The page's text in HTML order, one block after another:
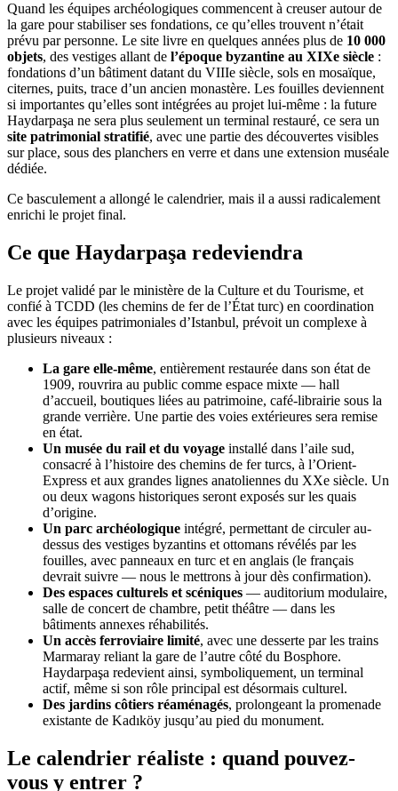
Quand les équipes archéologiques commencent à creuser autour de
la gare pour stabiliser ses fondations, ce qu’elles trouvent n’était
prévu par personne. Le site livre en quelques années plus de 10 000
objets, des vestiges allant de l’époque byzantine au XIXe siècle :
fondations d’un bâtiment datant du VIIIe siècle, sols en mosaïque,
citernes, puits, trace d’un ancien monastère. Les fouilles deviennent
si importantes qu’elles sont intégrées au projet lui-même : la future
Haydarpaşa ne sera plus seulement un terminal restauré, ce sera un
site patrimonial stratifié, avec une partie des découvertes visibles
sur place, sous des planchers en verre et dans une extension muséale
dédiée.
Ce basculement a allongé le calendrier, mais il a aussi radicalement
enrichi le projet final.
Ce que Haydarpaşa redeviendra
Le projet validé par le ministère de la Culture et du Tourisme, et
confié à TCDD (les chemins de fer de l’État turc) en coordination
avec les équipes patrimoniales d’Istanbul, prévoit un complexe à
plusieurs niveaux :
La gare elle-même, entièrement restaurée dans son état de
1909, rouvrira au public comme espace mixte — hall
d’accueil, boutiques liées au patrimoine, café-librairie sous la
grande verrière. Une partie des voies extérieures sera remise
en état.
Un musée du rail et du voyage installé dans l’aile sud,
consacré à l’histoire des chemins de fer turcs, à l’Orient-
Express et aux grandes lignes anatoliennes du XXe siècle. Un
ou deux wagons historiques seront exposés sur les quais
d’origine.
Un parc archéologique intégré, permettant de circuler au-
dessus des vestiges byzantins et ottomans révélés par les
fouilles, avec panneaux en turc et en anglais (le français
devrait suivre — nous le mettrons à jour dès confirmation).
Des espaces culturels et scéniques — auditorium modulaire,
salle de concert de chambre, petit théâtre — dans les
bâtiments annexes réhabilités.
Un accès ferroviaire limité, avec une desserte par les trains
Marmaray reliant la gare de l’autre côté du Bosphore.
Haydarpaşa redevient ainsi, symboliquement, un terminal
actif, même si son rôle principal est désormais culturel.
Des jardins côtiers réaménagés, prolongeant la promenade
existante de Kadıköy jusqu’au pied du monument.
Le calendrier réaliste : quand pouvez-
vous y entrer ?